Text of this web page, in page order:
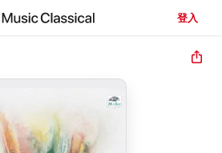
登入